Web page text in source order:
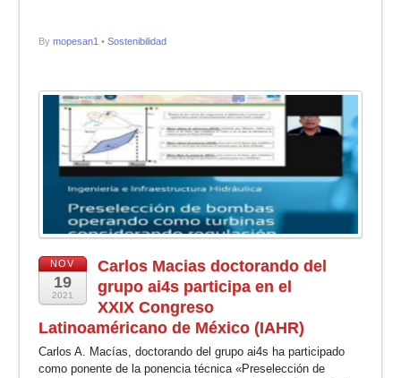
By mopesan1 • Sostenibilidad
NOV
19
2021
Carlos Macias doctorando del
grupo ai4s participa en el
XXIX Congreso
Latinoaméricano de México (IAHR)
Carlos A. Macías, doctorando del grupo ai4s ha participado
como ponente de la ponencia técnica «Preselección de